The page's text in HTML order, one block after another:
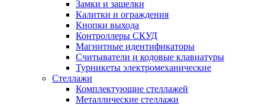
Замки и защелки
Калитки и ограждения
Кнопки выхода
Контроллеры СКУД
Магнитные идентификаторы
Считыватели и кодовые клавиатуры
Турникеты электромеханические
Стеллажи
Комплектующие стеллажей
Металлические стеллажи